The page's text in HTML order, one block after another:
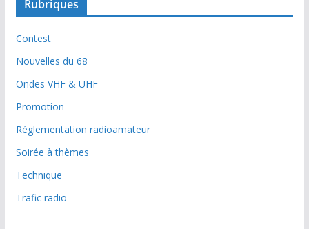
Rubriques
Contest
Nouvelles du 68
Ondes VHF & UHF
Promotion
Réglementation radioamateur
Soirée à thèmes
Technique
Trafic radio